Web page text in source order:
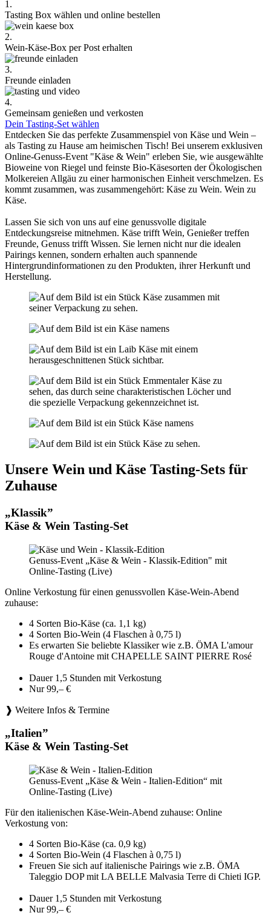
1.
Tasting Box wählen und online bestellen
2.
Wein-Käse-Box per Post erhalten
3.
Freunde einladen
4.
Gemeinsam genießen und verkosten
Dein Tasting-Set wählen
Entdecken Sie das perfekte Zusammenspiel von Käse und Wein –
als Tasting zu Hause am heimischen Tisch! Bei unserem exklusiven
Online-Genuss-Event "Käse & Wein" erleben Sie, wie ausgewählte
Bioweine von Riegel und feinste Bio-Käsesorten der Ökologischen
Molkereien Allgäu zu einer harmonischen Einheit verschmelzen. Es
kommt zusammen, was zusammengehört: Käse zu Wein. Wein zu
Käse.
Lassen Sie sich von uns auf eine genussvolle digitale
Entdeckungsreise mitnehmen. Käse trifft Wein, Genießer treffen
Freunde, Genuss trifft Wissen. Sie lernen nicht nur die idealen
Pairings kennen, sondern erhalten auch spannende
Hintergrundinformationen zu den Produkten, ihrer Herkunft und
Herstellung.
Unsere Wein und Käse Tasting-Sets für
Zuhause
„Klassik”
Käse & Wein Tasting-Set
Genuss-Event „Käse & Wein - Klassik-Edition" mit
Online-Tasting (Live)
Online Verkostung für einen genussvollen Käse-Wein-Abend
zuhause:
4 Sorten Bio-Käse (ca. 1,1 kg)
4 Sorten Bio-Wein (4 Flaschen à 0,75 l)
Es erwarten Sie beliebte Klassiker wie z.B. ÖMA L'amour
Rouge d'Antoine mit CHAPELLE SAINT PIERRE Rosé
Dauer 1,5 Stunden mit Verkostung
Nur 99,– €
❱ Weitere Infos & Termine
„Italien”
Käse & Wein Tasting-Set
Genuss-Event „Käse & Wein - Italien-Edition“ mit
Online-Tasting (Live)
Für den italienischen Käse-Wein-Abend zuhause: Online
Verkostung von:
4 Sorten Bio-Käse (ca. 0,9 kg)
4 Sorten Bio-Wein (4 Flaschen à 0,75 l)
Freuen Sie sich auf italienische Pairings wie z.B. ÖMA
Taleggio DOP mit LA BELLE Malvasia Terre di Chieti IGP.
Dauer 1,5 Stunden mit Verkostung
Nur 99,– €